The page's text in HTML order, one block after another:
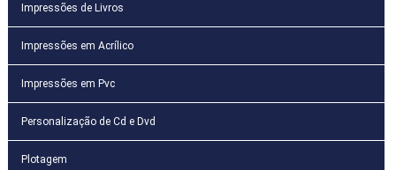
Impressões de Livros
Impressões em Acrílico
Impressões em Pvc
Personalização de Cd e Dvd
Plotagem